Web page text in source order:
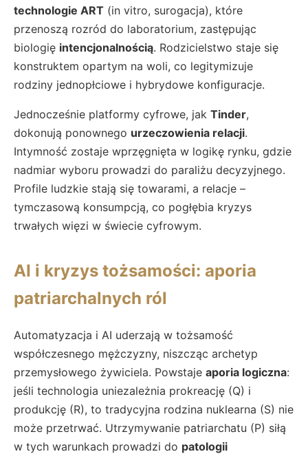
technologie ART (in vitro, surogacja), które
przenoszą rozród do laboratorium, zastępując
biologię intencjonalnością. Rodzicielstwo staje się
konstruktem opartym na woli, co legitymizuje
rodziny jednopłciowe i hybrydowe konfiguracje.
Jednocześnie platformy cyfrowe, jak Tinder,
dokonują ponownego urzeczowienia relacji.
Intymność zostaje wprzęgnięta w logikę rynku, gdzie
nadmiar wyboru prowadzi do paraliżu decyzyjnego.
Profile ludzkie stają się towarami, a relacje –
tymczasową konsumpcją, co pogłębia kryzys
trwałych więzi w świecie cyfrowym.
AI i kryzys tożsamości: aporia
patriarchalnych ról
Automatyzacja i AI uderzają w tożsamość
współczesnego mężczyzny, niszcząc archetyp
przemysłowego żywiciela. Powstaje aporia logiczna:
jeśli technologia uniezależnia prokreację (Q) i
produkcję (R), to tradycyjna rodzina nuklearna (S) nie
może przetrwać. Utrzymywanie patriarchatu (P) siłą
w tych warunkach prowadzi do patologii